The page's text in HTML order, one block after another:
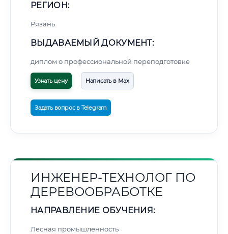
РЕГИОН:
Рязань
ВЫДАВАЕМЫЙ ДОКУМЕНТ:
диплом о профессиональной переподготовке
Узнать цену Написать в Max
Задать вопрос в Telegram
ИНЖЕНЕР-ТЕХНОЛОГ ПО
ДЕРЕВООБРАБОТКЕ
НАПРАВЛЕНИЕ ОБУЧЕНИЯ:
Лесная промышленность